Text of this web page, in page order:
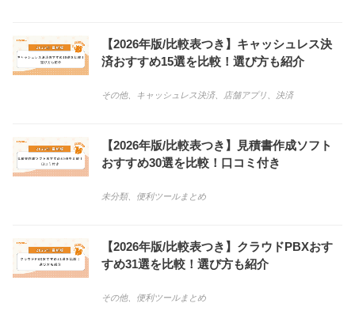
【2026年版/比較表つき】キャッシュレス決
済おすすめ15選を比較！選び方も紹介
その他、 キャッシュレス決済、 店舗アプリ 決済
【2026年版/比較表つき】見積書作成ソフト
おすすめ30選を比較！口コミ付き
未分類、 便利ツールまとめ
【2026年版/比較表つき】クラウドPBXおす
すめ31選を比較！選び方も紹介
その他、 便利ツールまとめ